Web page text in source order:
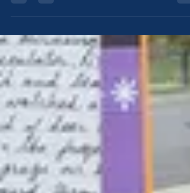
Alphabet" von Stampin'Up!